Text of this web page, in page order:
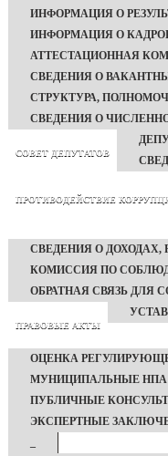
ИНФОРМАЦИЯ О
ИНФОРМАЦИЯ О
АТТЕСТАЦИОННАЯ
СВЕДЕНИЯ О
СТРУКТУРА,
СВЕДЕНИЯ О
СОВЕТ ДЕПУТАТОВ
ПРОТИВОДЕЙСТВИЕ
СВЕДЕНИЯ О
КОМИССИЯ ПО
ОБРАТНАЯ СВЯЗЬ ДЛЯ
ПРАВОВЫЕ АКТЫ
УСТАВ
ОЦЕНКА
МУНИЦИПАЛЬНЫЕ НПА
ПУБЛИЧНЫЕ
ЭКСПЕРТНЫЕ